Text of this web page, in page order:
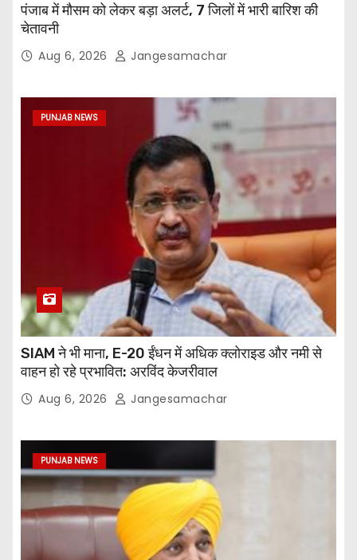
पंजाब में मौसम को लेकर बड़ा अलर्ट, 7 जिलों में भारी बारिश की
चेतावनी
Aug 6, 2026 Jangesamachar
PUNJAB NEWS
SIAM ने भी माना, E-20 ईंधन में अधिक क्लोराइड और नमी से
वाहन हो रहे प्रभावित: अरविंद केजरीवाल
Aug 6, 2026 Jangesamachar
PUNJAB NEWS